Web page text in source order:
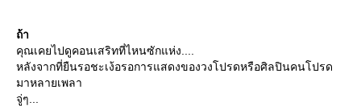
ถ้า
คุณเคยไปดูคอนเสริทที่ไหนซักแห่ง....
หลังจากที่ยืนรอชะเง้อรอการแสดงของวงโปรดหรือศิลปินคนโปรด
มาหลายเพลา
จู่ๆ...